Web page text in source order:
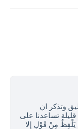
وتذكر ان
تساعدنا على
يَلْفِظُ مِنْ قَوْلٍ إِلا